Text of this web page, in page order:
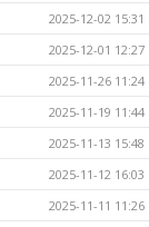
2025-12-02 15:31
2025-12-01 12:27
2025-11-26 11:24
2025-11-19 11:44
2025-11-13 15:48
2025-11-12 16:03
2025-11-11 11:26